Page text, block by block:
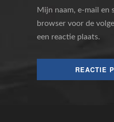
Mijn naam, e-mail en
browser voor de
een reactie plaats.